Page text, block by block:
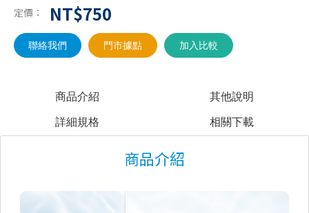
定價： NT$750
聯絡我們 門市據點 加入比較
商品介紹
其他說明
詳細規格
相關下載
商品介紹